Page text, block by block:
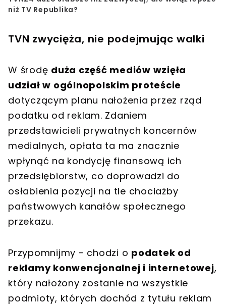
niż TV Republika?
TVN zwycięża, nie podejmując walki
W środę duża część mediów wzięła
udział w ogólnopolskim proteście
dotyczącym planu nałożenia przez rząd
podatku od reklam. Zdaniem
przedstawicieli prywatnych koncernów
medialnych, opłata ta ma znacznie
wpłynąć na kondycję finansową ich
przedsiębiorstw, co doprowadzi do
osłabienia pozycji na tle chociażby
państwowych kanałów społecznego
przekazu.
Przypomnijmy - chodzi o podatek od
reklamy konwencjonalnej i internetowej,
który nałożony zostanie na wszystkie
podmioty, których dochód z tytułu reklam